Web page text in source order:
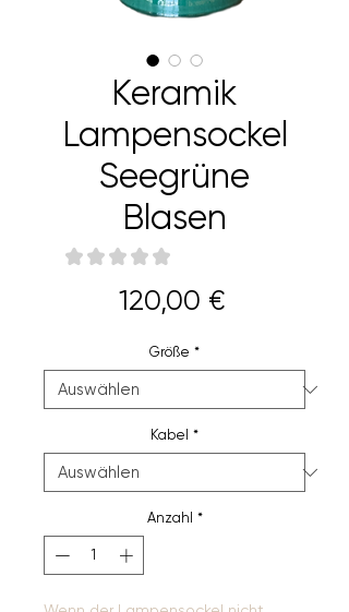
Keramik
Lampensockel
Seegrüne
Blasen
★ ★ ★ ★ ★
120,00 €Preis
Größe *
Kabel *
Anzahl *